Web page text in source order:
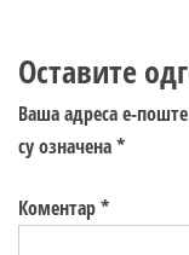
Оставите
Ваша адреса е-
су означена*
Коментар*